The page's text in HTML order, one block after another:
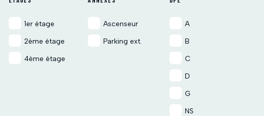
1er étage
2ème étage
4ème étage
Ascenseur
Parking ext.
A
B
C
D
G
NS